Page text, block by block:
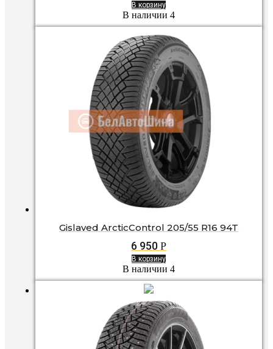
В корзину
В наличии 4
Gislaved ArcticControl 205/55 R16 94T
6 950 Р
В корзину
В наличии 4